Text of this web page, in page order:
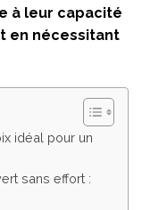
à leur capacité
en nécessitant
idéal pour un
sans effort :